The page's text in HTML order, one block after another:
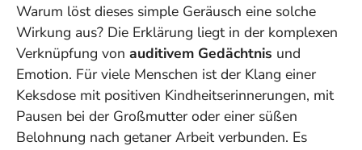
Warum löst dieses simple Geräusch eine solche
Wirkung aus? Die Erklärung liegt in der komplexen
Verknüpfung von auditivem Gedächtnis und
Emotion. Für viele Menschen ist der Klang einer
Keksdose mit positiven Kindheitserinnerungen, mit
Pausen bei der Großmutter oder einer süßen
Belohnung nach getaner Arbeit verbunden. Es